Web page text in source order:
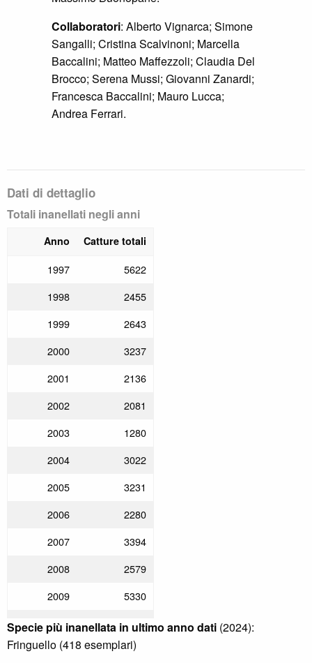
: Francesca Baccalini;
Leandro Buongiovanni; Claudia Del
Brocco; Andrea Ferrari; Matteo Maffezzoli;
Simone Sangalli; Alberto Vignarca;
Giovanni Zanardi; Marcella Baccalini; Elio
Esse; Serena Mussi; Cristina Scalvinoni.
Dati di dettaglio
Totali inanellati negli anni
Anno Catture totali
1997
5622
1998
2455
1999
2643
2000
3237
2001
2136
2002
2081
2003
1280
2004
3022
2005
3231
2006
2280
2007
3394
2008
2579
2009
5330
2010
2618
2011
3532
Specie più inanellata in ultimo anno dati (2024):
Fringuello (418 esemplari)